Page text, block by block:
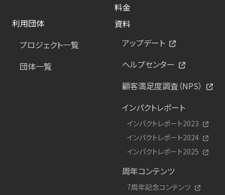
料金
利用団体
プロジェクト一覧
団体一覧
資料
アップデート
ヘルプセンター
顧客満足度調査（NPS）
インパクトレポート
インパクトレポート2023
インパクトレポート2024
インパクトレポート2025
周年コンテンツ
7周年記念コンテンツ